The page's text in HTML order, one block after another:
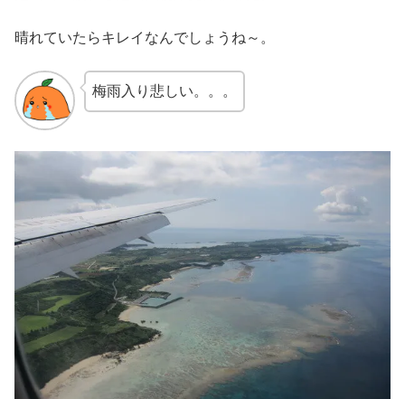
晴れていたらキレイなんでしょうね～。
梅雨入り悲しい。。。